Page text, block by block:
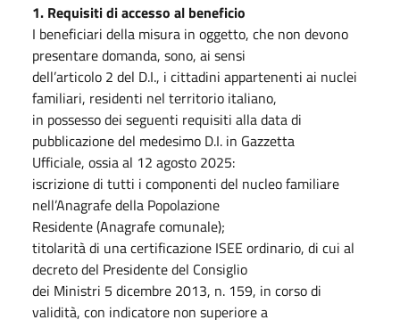
1. Requisiti di accesso al beneficio
I beneficiari della misura in oggetto, che non devono
presentare domanda, sono, ai sensi
dell’articolo 2 del D.I., i cittadini appartenenti ai nuclei
familiari, residenti nel territorio italiano,
in possesso dei seguenti requisiti alla data di
pubblicazione del medesimo D.I. in Gazzetta
Ufficiale, ossia al 12 agosto 2025:
iscrizione di tutti i componenti del nucleo familiare
nell’Anagrafe della Popolazione
Residente (Anagrafe comunale);
titolarità di una certificazione ISEE ordinario, di cui al
decreto del Presidente del Consiglio
dei Ministri 5 dicembre 2013, n. 159, in corso di
validità, con indicatore non superiore a